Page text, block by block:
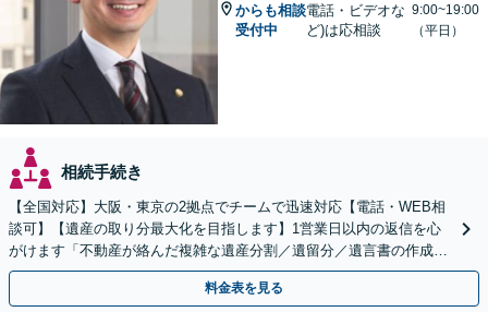
からも相談
受付中
電話・ビデオな
ど)は応相談
9:00~19:00
（平日）
相続手続き
【全国対応】大阪・東京の2拠点でチームで迅速対応【電話・WEB相
談可】【遺産の取り分最大化を目指します】1営業日以内の返信を心
がけます「不動産が絡んだ複雑な遺産分割／遺留分／遺言書の作成・
執行／事業承継など、お任せください」【休日相談あり】
料金表を見る